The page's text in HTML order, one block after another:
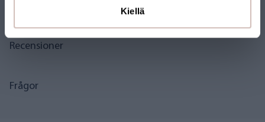
Kiellä
Recensioner
Frågor